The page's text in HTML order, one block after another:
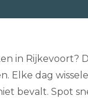
in
dag
bevalt. Spot